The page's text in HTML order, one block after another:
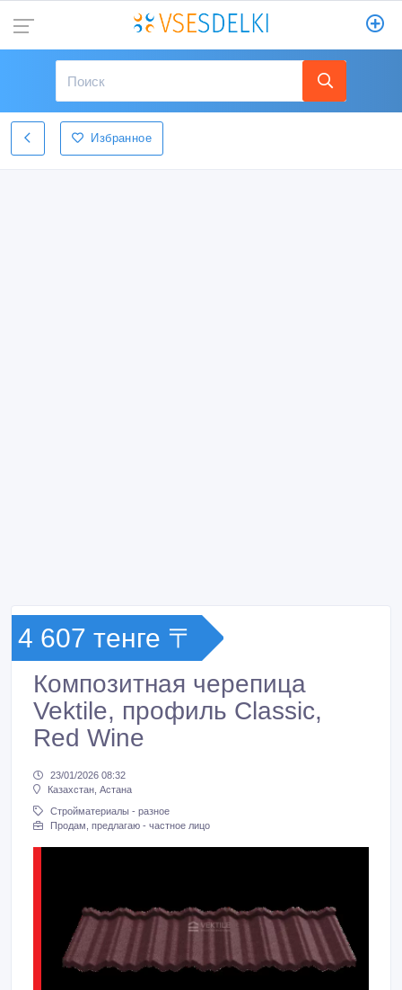
Избранное
4 607 тенге 〒
Композитная черепица
Vektile, профиль Classic,
Red Wine
23/01/2026 08:32
Казахстан, Астана
Стройматериалы - разное
Продам, предлагаю - частное лицо